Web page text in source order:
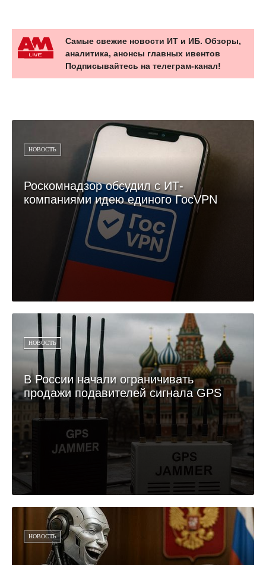
Самые свежие новости ИТ и ИБ. Обзоры,
аналитика, анонсы главных ивентов
Подписывайтесь на телеграм-канал!
НОВОСТЬ
Роскомнадзор обсудил с ИТ-
компаниями идею единого ГосVPN
НОВОСТЬ
В России начали ограничивать
продажи подавителей сигнала GPS
НОВОСТЬ